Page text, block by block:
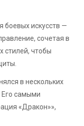
боевых искусств —
сочетая в
стилей, чтобы
в нескольких
Его самыми
«Дракон»»,